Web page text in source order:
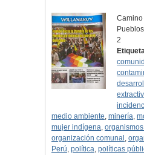
Camino
Pueblos
2
medio ambiente, minería,
mujer indígena,
organización comunal ,
Perú, política, políticas